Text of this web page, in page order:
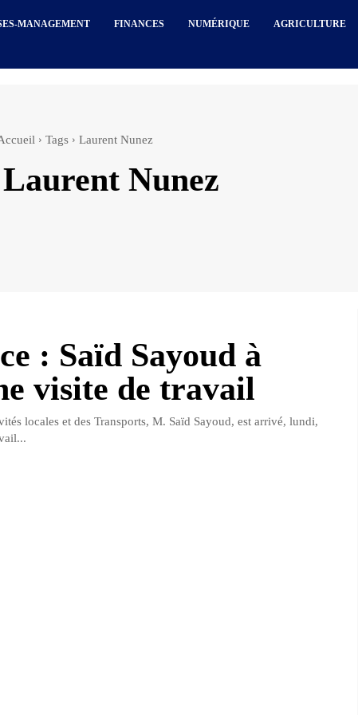
MANAGEMENT FINANCES NUMÉRIQUE AGRICULTURE
Tags Laurent Nunez
Laurent Nunez
: Saïd Sayoud à
visite de travail
locales et des Transports, M. Saïd Sayoud, est arrivé, lundi,